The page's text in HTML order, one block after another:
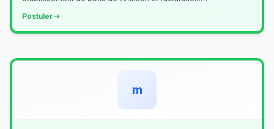
Postuler
m